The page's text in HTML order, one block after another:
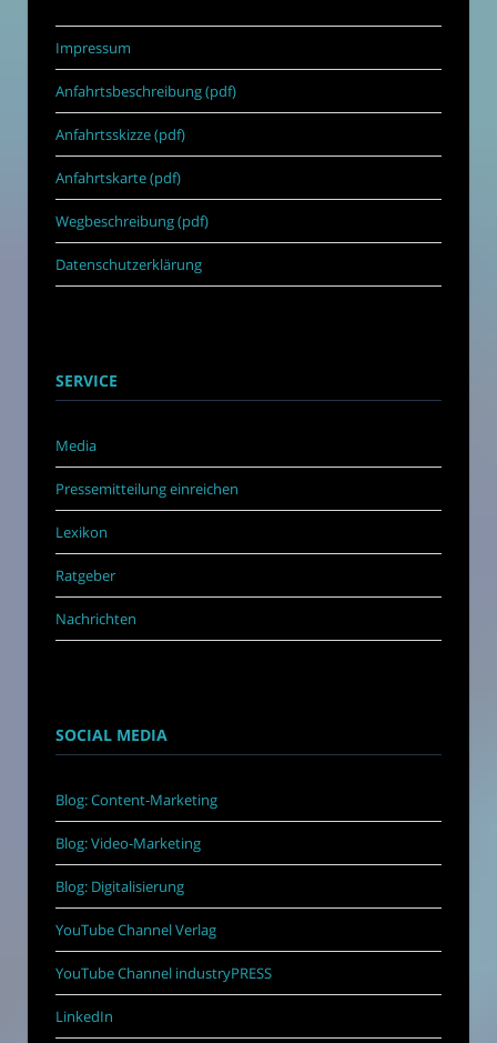
Impressum
Anfahrtsbeschreibung (pdf)
Anfahrtsskizze (pdf)
Anfahrtskarte (pdf)
Wegbeschreibung (pdf)
Datenschutzerklärung
SERVICE
Media
Pressemitteilung einreichen
Lexikon
Ratgeber
Nachrichten
SOCIAL MEDIA
Blog: Content-Marketing
Blog: Video-Marketing
Blog: Digitalisierung
YouTube Channel Verlag
YouTube Channel industryPRESS
LinkedIn